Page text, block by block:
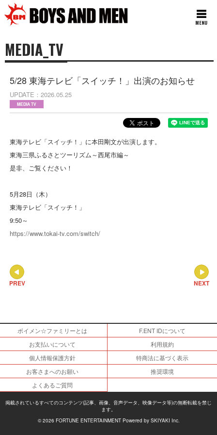
MENU
MEDIA_TV
5/28 東海テレビ「スイッチ！」出演のお知らせ
UPDATE 2026.05.25
MEDIA TV
東海テレビ「スイッチ！」に本田剛文が出演します。
東海三県ふるさとツーリズム～西尾市編～
是非、ご覧ください！
5月28日（木）
東海テレビ「スイッチ！」
9:50～
https://www.tokai-tv.com/switch/
NEXT
PREV
ボイメン☆ファミリーとは
F.ENT IDについて
お支払いについて
利用規約
個人情報保護方針
特商法に基づく表示
お客さまへのお願い
推奨環境
よくあるご質問
掲載されているすべてのコンテンツ(記事、画像、音声データ、映像データ等)の無断転載を禁じ
ます。
© 2026 FORTUNE ENTERTAINMENT Powered by SKIYAKI Inc.